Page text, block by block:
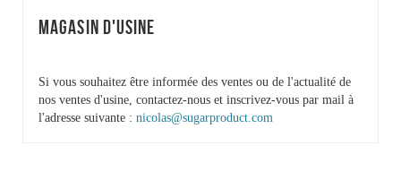
MAGASIN D'USINE
Si vous souhaitez être informée des ventes ou de l'actualité de
nos ventes d'usine, contactez-nous et inscrivez-vous par mail à
l'adresse suivante : nicolas@sugarproduct.com